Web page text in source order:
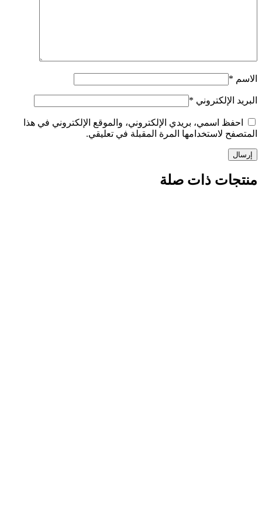
الاسم *
البريد الإلكتروني *
احفظ اسمي، بريدي الإلكتروني، والموقع الإلكتروني في هذا
المتصفح لاستخدامها المرة المقبلة في تعليقي.
منتجات ذات صلة